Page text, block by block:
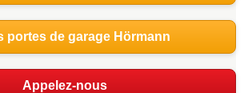
portes de garage Hörmann
Appelez-nous